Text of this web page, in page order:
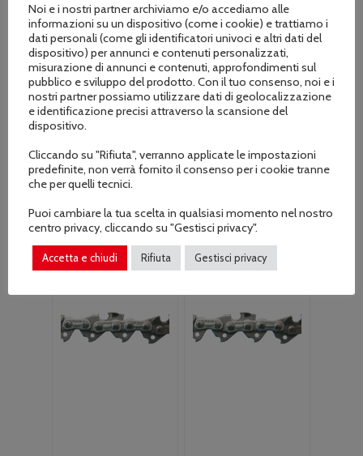
Catena Maya
dente semitondo
.325-1,3 maglie 66
spranga da cm. 40
– 16″ per
Husquarna e altri
€17.00
Catena Maya
dente semitondo
.325-1,3 maglie 72
spranga da cm. 45
– 18″ per
€18.20
Noi e i nostri partner archiviamo e/o accediamo alle
informazioni su un dispositivo (come i cookie) e trattiamo i
dati personali (come gli identificatori univoci e altri dati del
dispositivo) per annunci e contenuti personalizzati,
misurazione di annunci e contenuti, approfondimenti sul
pubblico e sviluppo del prodotto. Con il tuo consenso, noi e i
nostri partner possiamo utilizzare dati di geolocalizzazione
e identificazione precisi attraverso la scansione del
dispositivo.
Cliccando su "Rifiuta", verranno applicate le impostazioni
predefinite, non verrà fornito il consenso per i cookie tranne
che per quelli tecnici.
Puoi cambiare la tua scelta in qualsiasi momento nel nostro
centro privacy, cliccando su "Gestisci privacy".
Accetta e chiudi Rifiuta Gestisci privacy